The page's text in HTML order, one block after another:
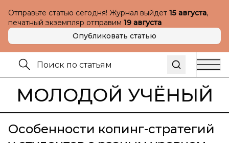
Отправьте статью сегодня! Журнал выйдет 15 августа,
печатный экземпляр отправим 19 августа
Опубликовать статью
МОЛОДОЙ УЧЁНЫЙ
Особенности копинг-стратегий